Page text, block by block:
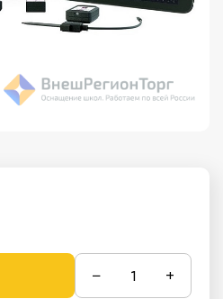
− +